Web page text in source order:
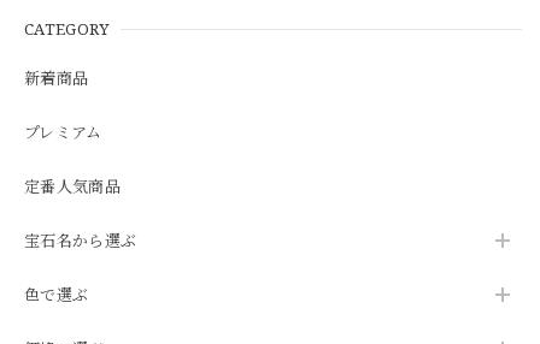
CATEGORY
新着商品
プレミアム
定番人気商品
宝石名から選ぶ
色で選ぶ